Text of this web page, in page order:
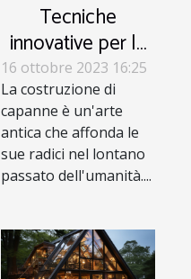
Tecniche
innovative per la
costruzione di
capanne
16 ottobre 2023 16:25
La costruzione di
capanne è un'arte
antica che affonda le
sue radici nel lontano
passato dell'umanità....